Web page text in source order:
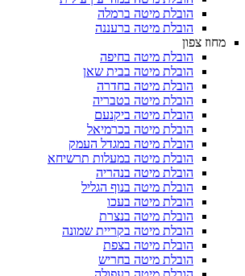
הובלת מיטה ברמלה
הובלת מיטה ברעננה
מחוז צפון
הובלת מיטה בחיפה
הובלת מיטה בבית שאן
הובלת מיטה בחדרה
הובלת מיטה בטבריה
הובלת מיטה ביקנעם
הובלת מיטה בכרמיאל
הובלת מיטה במגדל העמק
הובלת מיטה במעלות תרשיחא
הובלת מיטה בנהריה
הובלת מיטה בנוף הגליל
הובלת מיטה בעכו
הובלת מיטה בנצרת
הובלת מיטה בקריית שמונה
הובלת מיטה בצפת
הובלת מיטה בחריש